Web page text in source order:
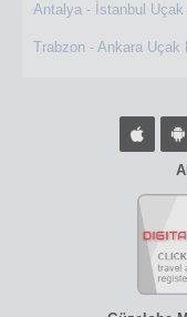
Antalya - İstanbul Uçak
Trabzon - Ankara Uçak